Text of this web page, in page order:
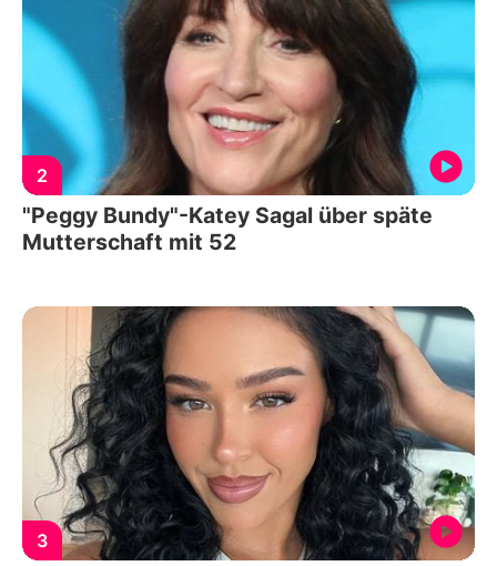
2
"Peggy Bundy"-Katey Sagal über späte
Mutterschaft mit 52
3